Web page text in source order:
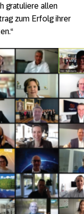
gratuliere allen
zum Erfolg ihrer